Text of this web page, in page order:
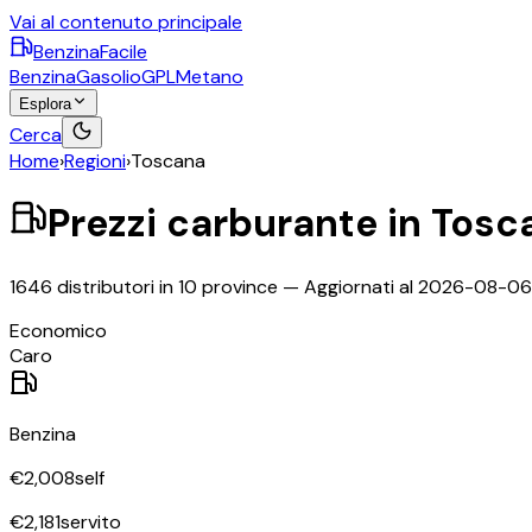
Vai al contenuto principale
BenzinaFacile
BenzinaGasolioGPLMetano
Esplora
Cerca
Home›Regioni›Toscana
Prezzi carburante in
1646 distributori in10 province — Aggiornati al2026-08-06
Economico
Caro
Benzina
€2,008self
€2,181servito